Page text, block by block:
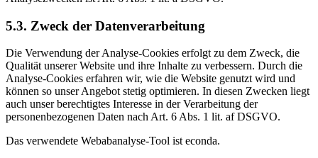
5.3. Zweck der Datenverarbeitung
Die Verwendung der Analyse-Cookies erfolgt zu dem Zweck, die
Qualität unserer Website und ihre Inhalte zu verbessern. Durch die
Analyse-Cookies erfahren wir, wie die Website genutzt wird und
können so unser Angebot stetig optimieren. In diesen Zwecken liegt
auch unser berechtigtes Interesse in der Verarbeitung der
personenbezogenen Daten nach Art. 6 Abs. 1 lit. af DSGVO.
Das verwendete Webabanalyse-Tool ist econda.